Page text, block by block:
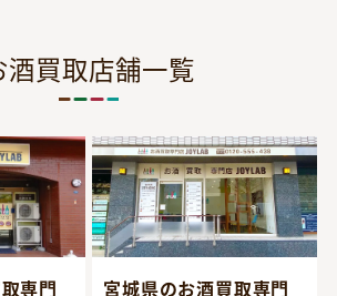
酒買取店舗一覧
専門
宮城県のお酒買取専門